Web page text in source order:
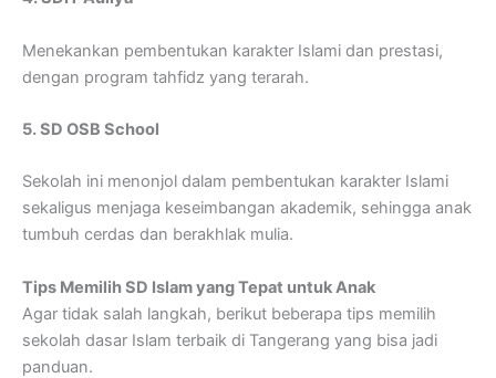
Menekankan pembentukan karakter Islami dan prestasi,
dengan program tahfidz yang terarah.
5. SD OSB School
Sekolah ini menonjol dalam pembentukan karakter Islami
sekaligus menjaga keseimbangan akademik, sehingga anak
tumbuh cerdas dan berakhlak mulia.
Tips Memilih SD Islam yang Tepat untuk Anak
Agar tidak salah langkah, berikut beberapa tips memilih
sekolah dasar Islam terbaik di Tangerang yang bisa jadi
panduan.